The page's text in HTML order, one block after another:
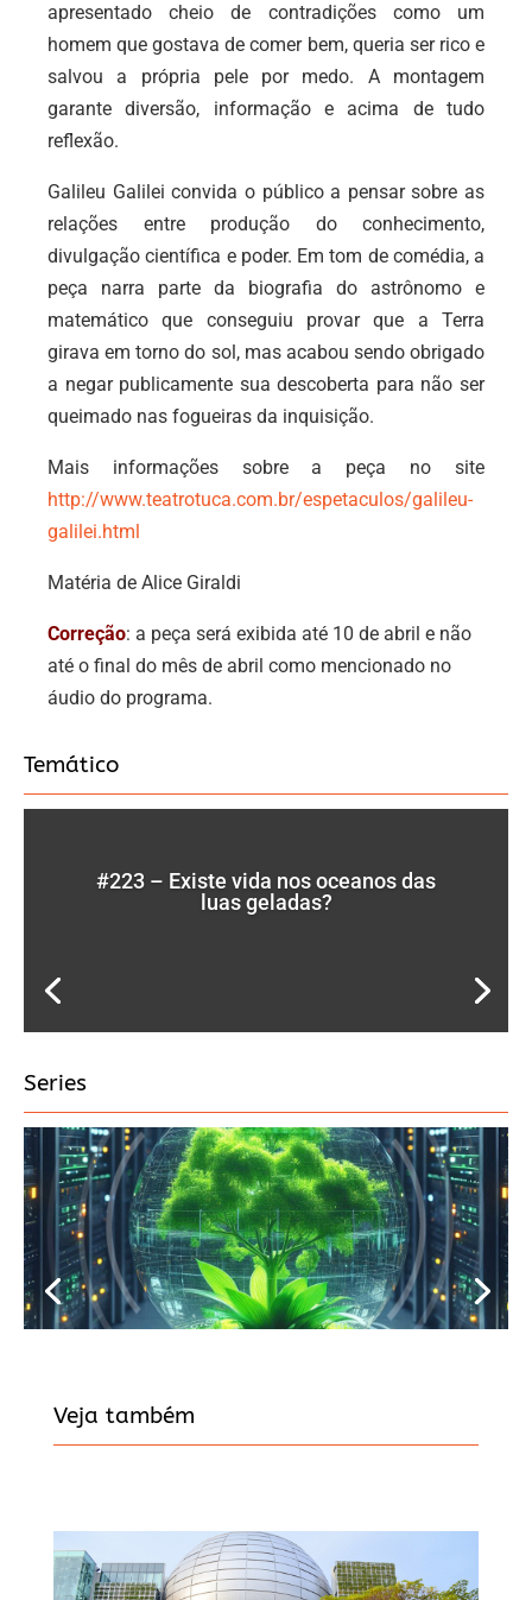
apresentado cheio de contradições como um
homem que gostava de comer bem, queria ser rico e
salvou a própria pele por medo. A montagem
garante diversão, informação e acima de tudo
reflexão.
Galileu Galilei convida o público a pensar sobre as
relações entre produção do conhecimento,
divulgação científica e poder. Em tom de comédia, a
peça narra parte da biografia do astrônomo e
matemático que conseguiu provar que a Terra
girava em torno do sol, mas acabou sendo obrigado
a negar publicamente sua descoberta para não ser
queimado nas fogueiras da inquisição.
Mais informações sobre a peça no site
http://www.teatrotuca.com.br/espetaculos/galileu-
galilei.html
Matéria de Alice Giraldi
Correção: a peça será exibida até 10 de abril e não
até o final do mês de abril como mencionado no
áudio do programa.
Temático
#223 – Existe vida nos oceanos das
luas geladas?
Series
Veja também